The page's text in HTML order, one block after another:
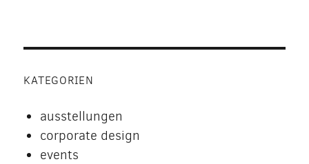
KATEGORIEN
ausstellungen
corporate design
events